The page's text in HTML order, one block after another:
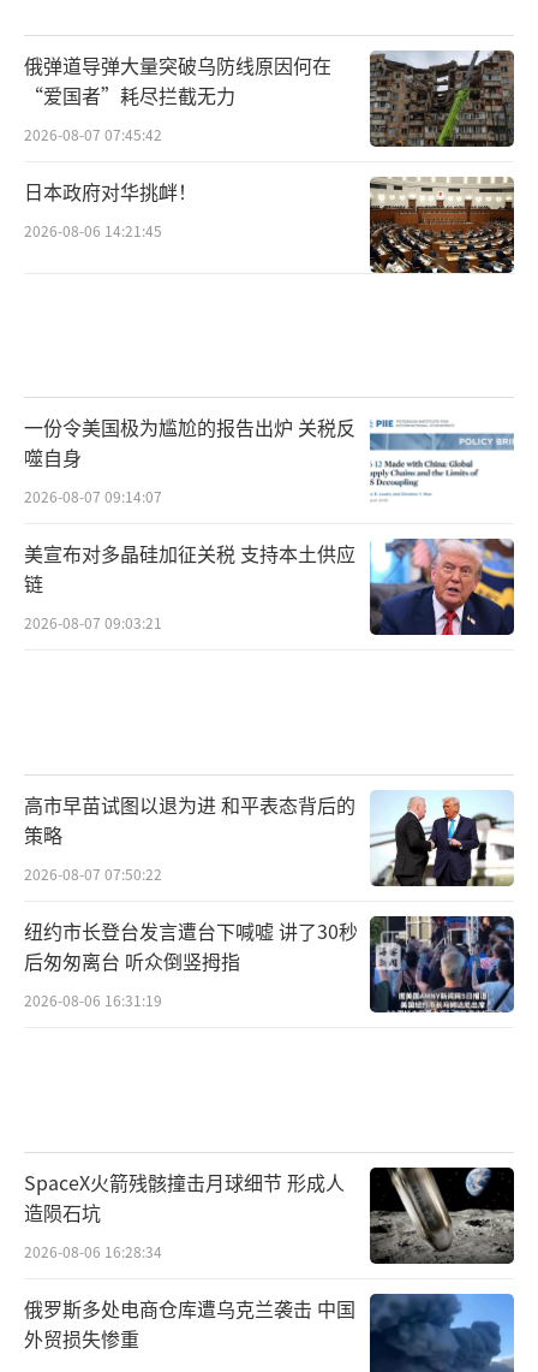
俄弹道导弹大量突破乌防线原因何在
“爱国者”耗尽拦截无力
2026-08-07 07:45:42
日本政府对华挑衅！
2026-08-06 14:21:45
一份令美国极为尴尬的报告出炉 关税反
噬自身
2026-08-07 09:14:07
美宣布对多晶硅加征关税 支持本土供应
链
2026-08-07 09:03:21
高市早苗试图以退为进 和平表态背后的
策略
2026-08-07 07:50:22
纽约市长登台发言遭台下喊嘘 讲了30秒
后匆匆离台 听众倒竖拇指
2026-08-06 16:31:19
SpaceX火箭残骸撞击月球细节 形成人
造陨石坑
2026-08-06 16:28:34
俄罗斯多处电商仓库遭乌克兰袭击 中国
外贸损失惨重